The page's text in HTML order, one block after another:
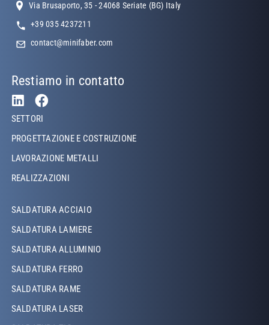
Via Brusaporto, 35 - 24068 Seriate (BG) Italy
+39 035 4237211
contact@minifaber.com
Restiamo in contatto
Footer Left
SETTORI
PROGETTAZIONE E COSTRUZIONE
LAVORAZIONE METALLI
REALIZZAZIONI
Footer Left Middle
SALDATURA ACCIAIO
SALDATURA LAMIERE
SALDATURA ALLUMINIO
SALDATURA FERRO
SALDATURA RAME
SALDATURA LASER